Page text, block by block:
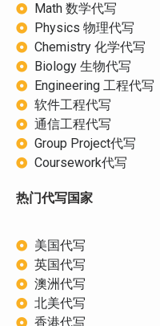
Math 数学代写
Physics 物理代写
Chemistry 化学代写
Biology 生物代写
Engineering 工程代写
软件工程代写
通信工程代写
Group Project代写
Coursework代写
热门代写国家
美国代写
英国代写
澳洲代写
北美代写
香港代写